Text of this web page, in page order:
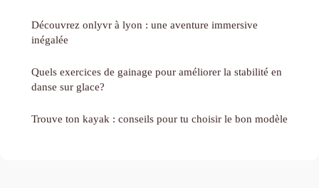
Découvrez onlyvr à lyon : une aventure immersive
inégalée
Quels exercices de gainage pour améliorer la stabilité en
danse sur glace?
Trouve ton kayak : conseils pour tu choisir le bon modèle